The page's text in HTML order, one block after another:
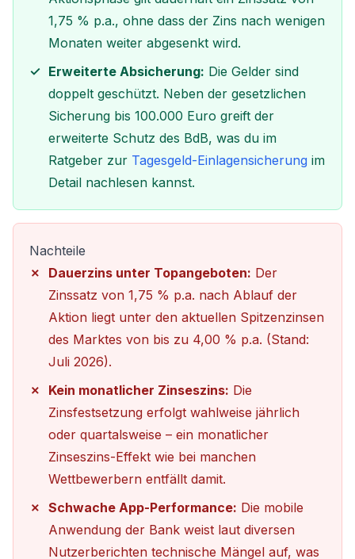
1,75 % p.a., ohne dass der Zins nach wenigen
Monaten weiter abgesenkt wird.
Erweiterte Absicherung: Die Gelder sind
doppelt geschützt. Neben der gesetzlichen
Sicherung bis 100.000 Euro greift der
erweiterte Schutz des BdB, was du im
Ratgeber zur Tagesgeld-Einlagensicherung im
Detail nachlesen kannst.
Nachteile
Dauerzins unter Topangeboten: Der
Zinssatz von 1,75 % p.a. nach Ablauf der
Aktion liegt unter den aktuellen Spitzenzinsen
des Marktes von bis zu 4,00 % p.a. (Stand:
Juli 2026).
Kein monatlicher Zinseszins: Die
Zinsfestsetzung erfolgt wahlweise jährlich
oder quartalsweise – ein monatlicher
Zinseszins-Effekt wie bei manchen
Wettbewerbern entfällt damit.
Schwache App-Performance: Die mobile
Anwendung der Bank weist laut diversen
Nutzerberichten technische Mängel auf, was